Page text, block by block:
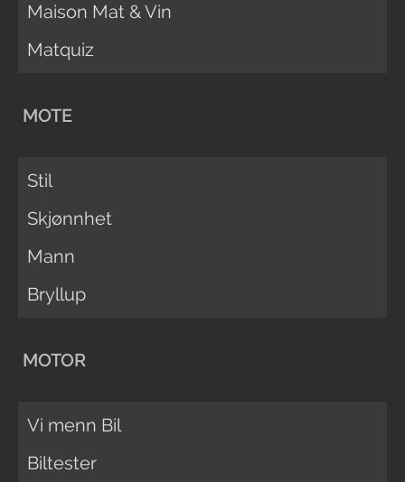
Maison Mat & Vin
Matquiz
MOTE
Stil
Skjønnhet
Mann
Bryllup
MOTOR
Vi menn Bil
Biltester